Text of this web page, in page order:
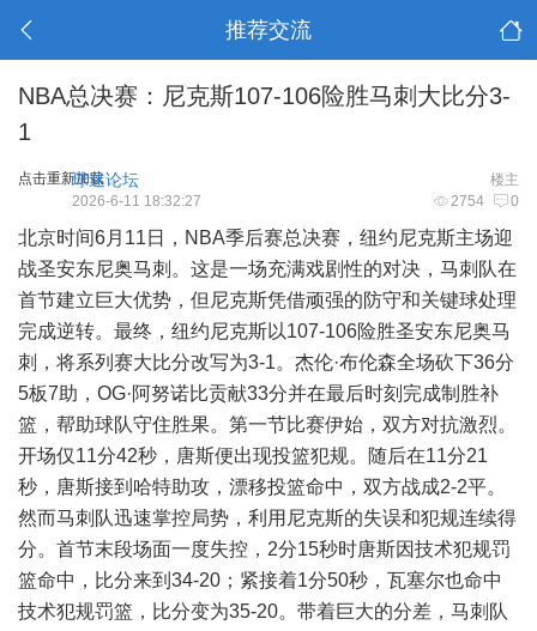
推荐交流
NBA总决赛：尼克斯107-106险胜马刺大比分3-
1
点击重新加载 楼主
球迷论坛
2754 0
2026-6-11 18:32:27
北京时间6月11日，NBA季后赛总决赛，纽约尼克斯主场迎
战圣安东尼奥马刺。这是一场充满戏剧性的对决，马刺队在
首节建立巨大优势，但尼克斯凭借顽强的防守和关键球处理
完成逆转。最终，纽约尼克斯以107-106险胜圣安东尼奥马
刺，将系列赛大比分改写为3-1。杰伦·布伦森全场砍下36分
5板7助，OG·阿努诺比贡献33分并在最后时刻完成制胜补
篮，帮助球队守住胜果。第一节比赛伊始，双方对抗激烈。
开场仅11分42秒，唐斯便出现投篮犯规。随后在11分21
秒，唐斯接到哈特助攻，漂移投篮命中，双方战成2-2平。
然而马刺队迅速掌控局势，利用尼克斯的失误和犯规连续得
分。首节末段场面一度失控，2分15秒时唐斯因技术犯规罚
篮命中，比分来到34-20；紧接着1分50秒，瓦塞尔也命中
技术犯规罚篮，比分变为35-20。带着巨大的分差，马刺队